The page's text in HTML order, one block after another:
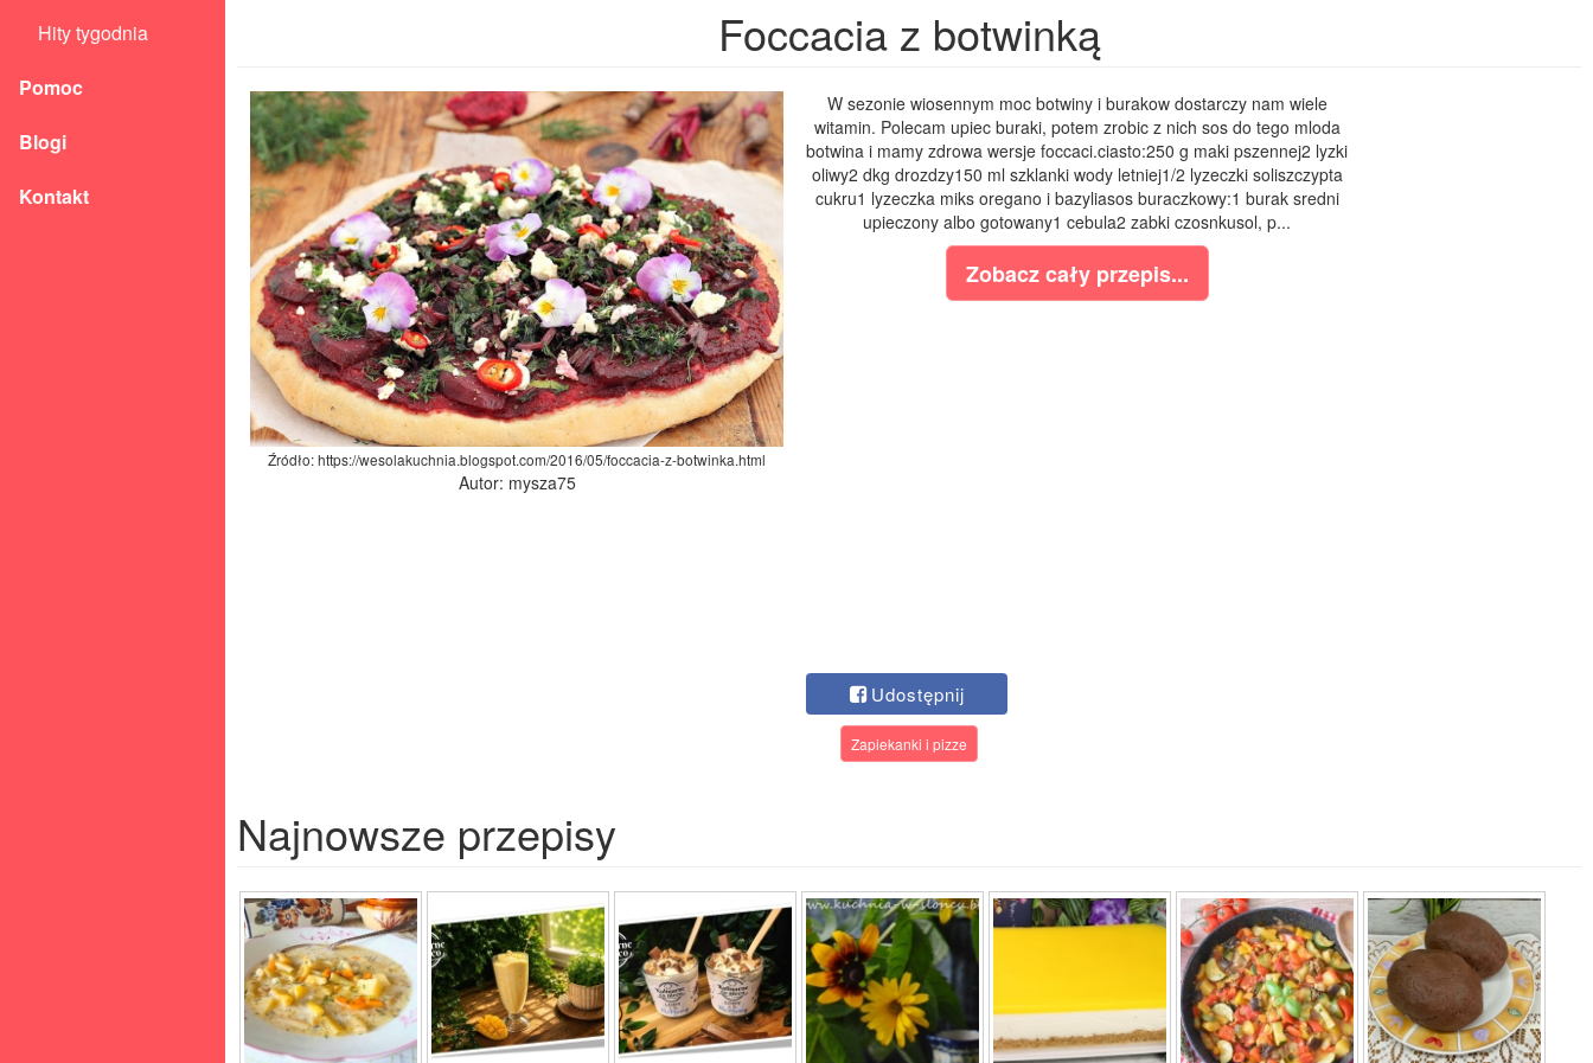
Hity tygodnia
Pomoc
Blogi
Kontakt
Foccacia z botwinką
Źródło: https://wesolakuchnia.blogspot.com/2016/05/foccacia-z-botwinka.html
Autor: mysza75
W sezonie wiosennym moc botwiny i burakow dostarczy nam wiele
witamin. Polecam upiec buraki, potem zrobic z nich sos do tego mloda
botwina i mamy zdrowa wersje foccaci.ciasto:250 g maki pszennej2 lyzki
oliwy2 dkg drozdzy150 ml szklanki wody letniej1/2 lyzeczki soliszczypta
cukru1 lyzeczka miks oregano i bazyliasos buraczkowy:1 burak sredni
upieczony albo gotowany1 cebula2 zabki czosnkusol, p...
Zobacz cały przepis...
Udostępnij
Zapiekanki i pizze
Najnowsze przepisy